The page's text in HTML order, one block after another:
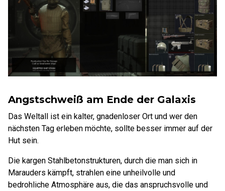
Angstschweiß am Ende der Galaxis
Das Weltall ist ein kalter, gnadenloser Ort und wer den
nächsten Tag erleben möchte, sollte besser immer auf der
Hut sein.
Die kargen Stahlbetonstrukturen, durch die man sich in
Marauders kämpft, strahlen eine unheilvolle und
bedrohliche Atmosphäre aus, die das anspruchsvolle und